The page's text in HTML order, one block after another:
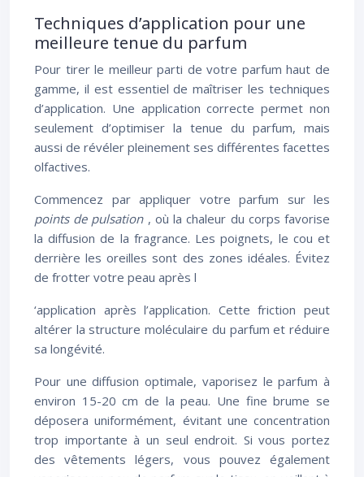
Techniques d’application pour une
meilleure tenue du parfum
Pour tirer le meilleur parti de votre parfum haut de
gamme, il est essentiel de maîtriser les techniques
d’application. Une application correcte permet non
seulement d’optimiser la tenue du parfum, mais
aussi de révéler pleinement ses différentes facettes
olfactives.
Commencez par appliquer votre parfum sur les
points de pulsation , où la chaleur du corps favorise
la diffusion de la fragrance. Les poignets, le cou et
derrière les oreilles sont des zones idéales. Évitez
de frotter votre peau après l
‘application après l’application. Cette friction peut
altérer la structure moléculaire du parfum et réduire
sa longévité.
Pour une diffusion optimale, vaporisez le parfum à
environ 15-20 cm de la peau. Une fine brume se
déposera uniformément, évitant une concentration
trop importante à un seul endroit. Si vous portez
des vêtements légers, vous pouvez également